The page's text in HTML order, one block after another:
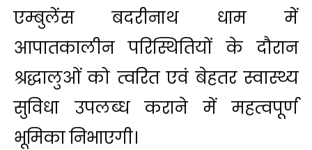
एम्बुलेंस बदरीनाथ धाम में
आपातकालीन परिस्थितियों के दौरान
श्रद्धालुओं को त्वरित एवं बेहतर स्वास्थ्य
सुविधा उपलब्ध कराने में महत्वपूर्ण
भूमिका निभाएगी।